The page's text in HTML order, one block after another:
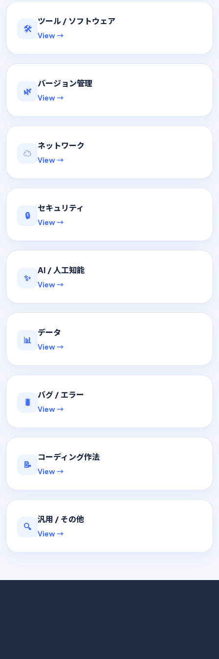
🛠
ツール / ソフトウェア
View →
🌿
バージョン管理
View →
☁️
ネットワーク
View →
🔒
セキュリティ
View →
✨
AI / 人工知能
View →
📊
データ
View →
🐛
バグ / エラー
View →
📝
コーディング作法
View →
🔍
汎用 / その他
View →